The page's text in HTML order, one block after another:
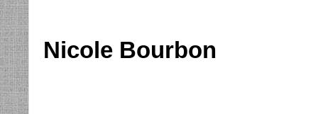
Nicole Bourbon